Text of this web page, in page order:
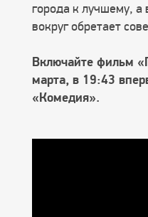
города к лучшему, а
вокруг обретает
Включайте фильм
марта, в 19:43
«Комедия».